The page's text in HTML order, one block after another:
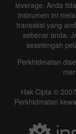
leverage. Anda
instrumen ini
transaksi yang
sebenar anda.
sesetengah
Perkhidmatan
Hak Cipta ©
Perkhidmatan